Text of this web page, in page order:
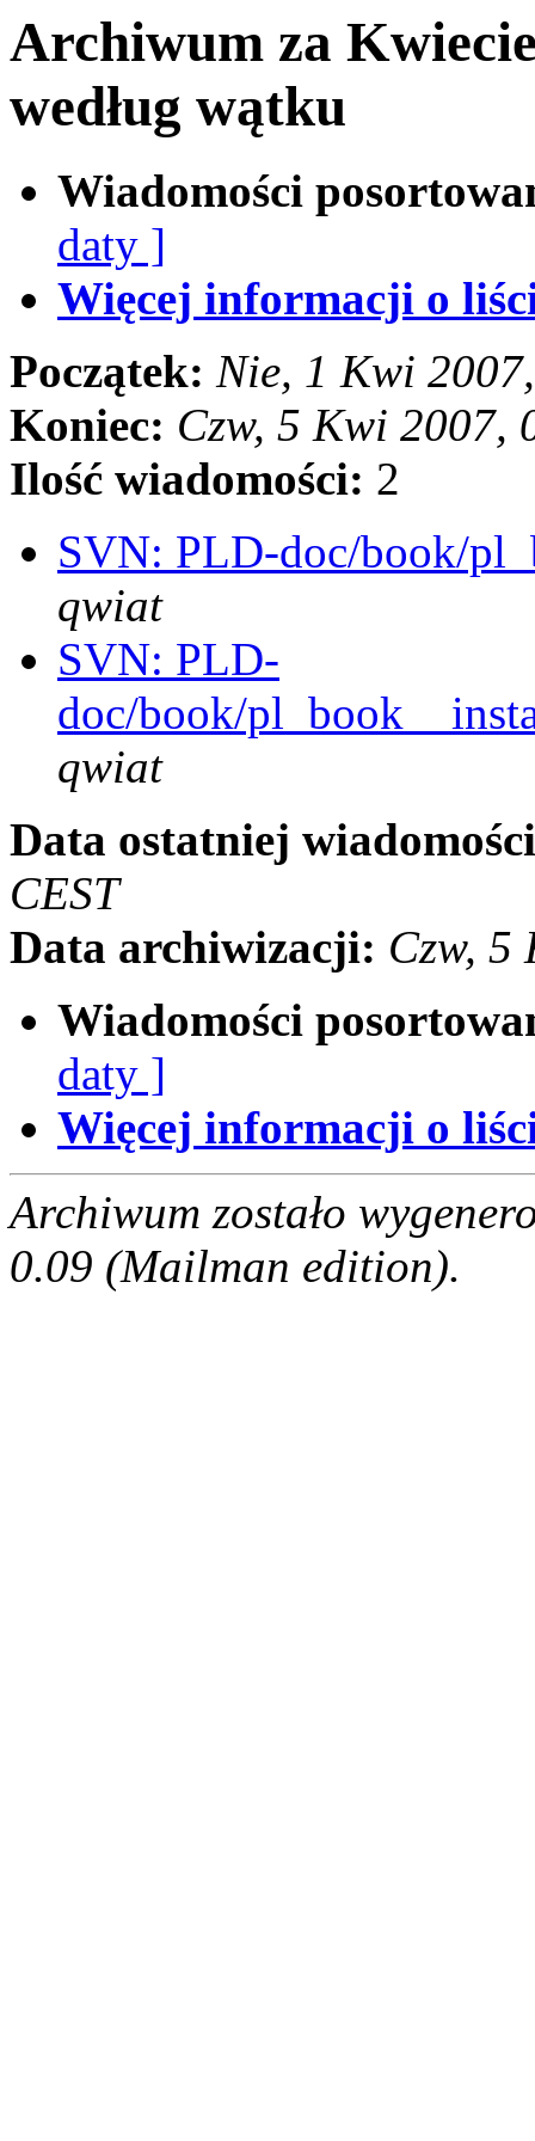
Archiwum za
według wątku
Wiadomości
daty ]
Więcej informacji o
Początek: Nie, 1 Kwi
Koniec: Czw, 5 Kwi 2007,
Ilość wiadomości: 2
SVN: PLD-doc/book/
qwiat
SVN: PLD-
doc/book/
qwiat
Data ostatniej
CEST
Data archiwizacji: Czw, 5
Wiadomości
daty ]
Więcej informacji o
Archiwum zostało
0.09 (Mailman edition).